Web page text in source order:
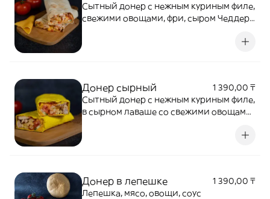
Сытный донер с нежным куриным филе,
свежими овощами, фри, сыром Чеддер
Донер сырный
1 390,00 ₸
Сытный донер с нежным куриным филе,
в сырном лаваше со свежими овощами,
Донер в лепешке
1 390,00 ₸
Лепешка, мясо, овощи, соус